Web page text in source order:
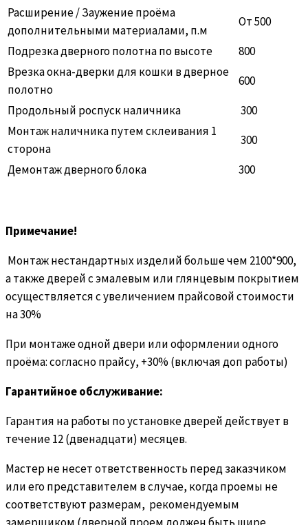
Расширение / Заужение проёма
дополнительными материалами, п.м
От 500
Подрезка дверного полотна по высоте
800
Врезка окна-дверки для кошки в дверное
полотно
600
Продольный роспуск наличника
300
Монтаж наличника путем склеивания 1
сторона
300
Демонтаж дверного блока
300
Примечание!
Монтаж нестандартных изделий больше чем 2100*900,
а также дверей с эмалевым или глянцевым покрытием
осуществляется с увеличением прайсовой стоимости
на 30%
При монтаже одной двери или оформлении одного
проёма: согласно прайсу, +30% (включая доп работы)
Гарантийное обслуживание:
Гарантия на работы по установке дверей действует в
течение 12 (двенадцати) месяцев.
Мастер не несет ответственность перед заказчиком
или его представителем в случае, когда проемы не
соответствуют размерам, рекомендуемым